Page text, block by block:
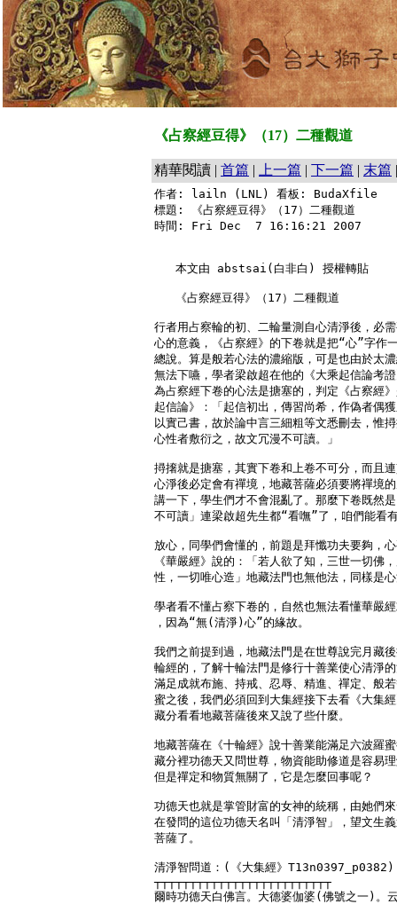
《占察經豆得》（17）二種觀道
精華閱讀 | 首篇 | 上一篇 | 下一篇 | 末篇
作者: lailn (LNL) 看板: BudaXfile
標題: 《占察經豆得》（17）二種觀道
時間: Fri Dec  7 16:16:21 2007
   本文由 abstsai(白非白) 授權轉貼
   《占察經豆得》（17）二種觀道
行者用占察輪的初、二輪量測自心清淨後，必
心的意義，《占察經》的下卷就是把“心”字作
總說。算是般若心法的濃縮版，可是也由於太
無法下嚥，學者梁啟超在他的《大乘起信論考
為占察經下卷的心法是搪塞的，判定《占察經
起信論》：「起信初出，傳習尚希，作偽者偶
以實己書，故於論中言三細粗等文悉刪去，惟
心性者敷衍之，故文冗漫不可讀。」
撏撦就是搪塞，其實下卷和上卷不可分，而且
心淨後必定會有禪境，地藏菩薩必須要將禪境
講一下，學生們才不會混亂了。那麼下卷既然
不可讀」連梁啟超先生都“看嘸”了，咱們能看
放心，同學們會懂的，前題是拜懺功夫要夠，
《華嚴經》說的：「若人欲了知，三世一切佛
性，一切唯心造」地藏法門也無他法，同樣是
學者看不懂占察下卷的，自然也無法看懂華嚴
，因為“無(清淨)心”的緣故。
我們之前提到過，地藏法門是在世尊說完月藏
輪經的，了解十輪法門是修行十善業使心清淨
滿足成就布施、持戒、忍辱、精進、禪定、般
蜜之後，我們必須回到大集經接下去看《大集
藏分看看地藏菩薩後來又說了些什麼。
地藏菩薩在《十輪經》說十善業能滿足六波羅
藏分裡功德天又問世尊，物資能助修道是容易
但是禪定和物質無關了，它是怎麼回事呢？
功德天也就是掌管財富的女神的統稱，由她們
在發問的這位功德天名叫「清淨智」，望文生
菩薩了。
清淨智問道：(《大集經》T13n0397_p0382)
┬┬┬┬┬┬┬┬┬┬┬┬┬┬┬┬┬┬┬┬┬┬┬┬┬
爾時功德天白佛言。大德婆伽婆(佛號之一)。